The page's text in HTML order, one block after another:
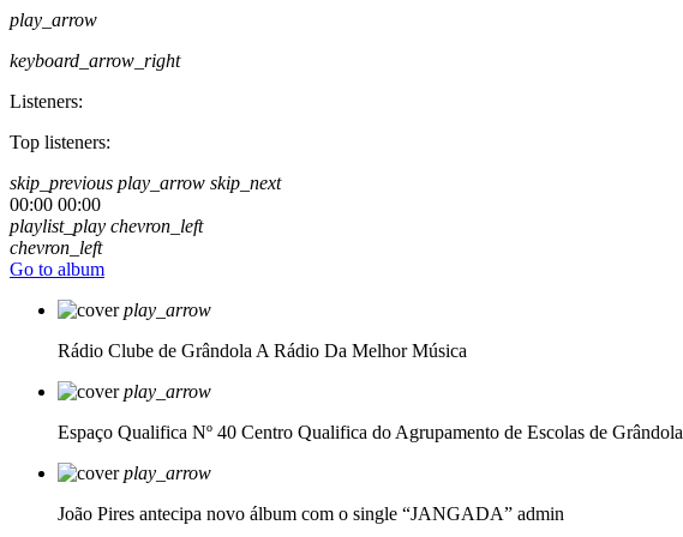
play_arrow
keyboard_arrow_right
Listeners:
Top listeners:
skip_previous play_arrow skip_next
00:00 00:00
playlist_play chevron_left
chevron_left
Go to album
play_arrow
Rádio Clube de Grândola A Rádio Da Melhor Música
play_arrow
Espaço Qualifica Nº 40 Centro Qualifica do Agrupamento de Escolas de Grândola
play_arrow
João Pires antecipa novo álbum com o single “JANGADA” admin